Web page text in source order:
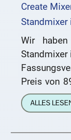
Create
Standmixer
Wir haben
Preis von
unserer
ALLES